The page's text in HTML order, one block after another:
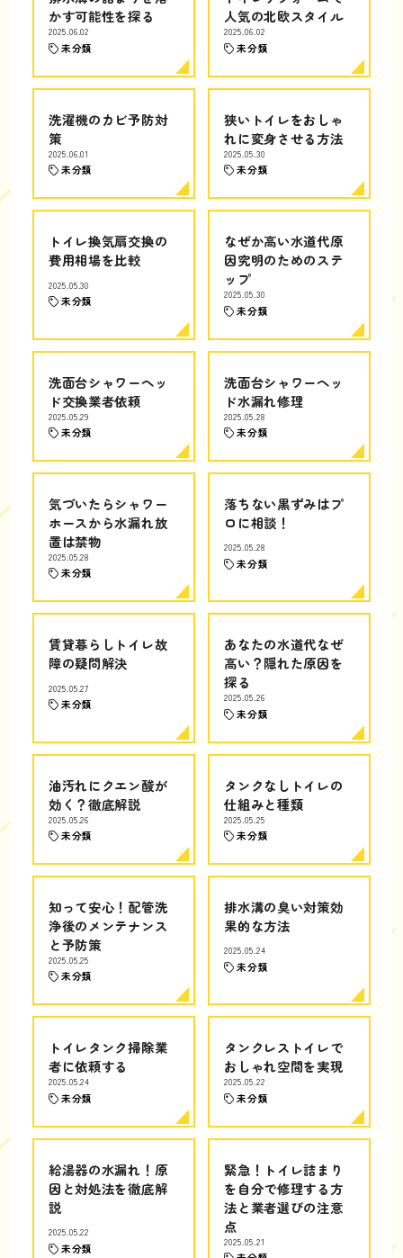
かす可能性を探る
2025.06.02
未分類
人気の北欧スタイル
2025.06.02
未分類
洗濯機のカビ予防対
策
2025.06.01
未分類
狭いトイレをおしゃ
れに変身させる方法
2025.05.30
未分類
トイレ換気扇交換の
費用相場を比較
2025.05.30
未分類
なぜか高い水道代原
因究明のためのステ
ップ
2025.05.30
未分類
洗面台シャワーヘッ
ド交換業者依頼
2025.05.29
未分類
洗面台シャワーヘッ
ド水漏れ修理
2025.05.28
未分類
気づいたらシャワー
ホースから水漏れ放
置は禁物
2025.05.28
未分類
落ちない黒ずみはプ
ロに相談！
2025.05.28
未分類
賃貸暮らしトイレ故
障の疑問解決
2025.05.27
未分類
あなたの水道代なぜ
高い？隠れた原因を
探る
2025.05.26
未分類
油汚れにクエン酸が
効く？徹底解説
2025.05.26
未分類
タンクなしトイレの
仕組みと種類
2025.05.25
未分類
知って安心！配管洗
浄後のメンテナンス
と予防策
2025.05.25
未分類
排水溝の臭い対策効
果的な方法
2025.05.24
未分類
トイレタンク掃除業
者に依頼する
2025.05.24
未分類
タンクレストイレで
おしゃれ空間を実現
2025.05.22
未分類
給湯器の水漏れ！原
因と対処法を徹底解
説
2025.05.22
未分類
緊急！トイレ詰まり
を自分で修理する方
法と業者選びの注意
点
2025.05.21